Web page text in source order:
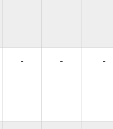
- - -